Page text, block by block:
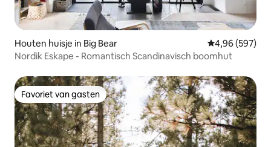
Houten huisje in Big Bear Gemiddelde
4,96 (597)
Nordik Eskape - Romantisch Scandinavisch boomhut
Favoriet van gasten
Favoriet van gasten